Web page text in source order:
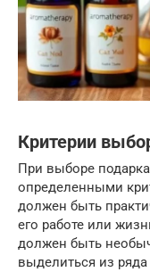
Критерии
При выборе подарка
определенными
должен быть
его работе или
должен быть
выделиться из ряда